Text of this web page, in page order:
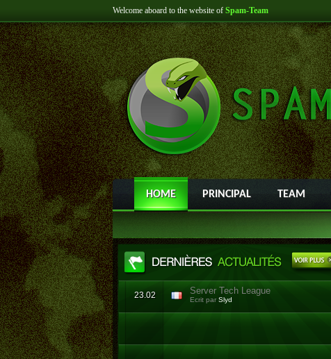
Welcome aboard to the website of Spam-Team
HOME PRINCIPAL TEAM
23.02 Server Tech League
Ecrit par Slyd